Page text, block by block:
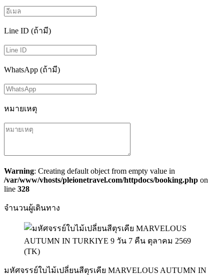
Line ID (ถ้ามี)
WhatsApp (ถ้ามี)
หมายเหตุ
Warning: Creating default object from empty value in
/var/www/vhosts/pleionetravel.com/httpdocs/booking.php on
line 328
จำนวนผู้เดินทาง
มหัศจรรย์ใบไม้เปลี่ยนสีตุรเคีย MARVELOUS AUTUMN IN